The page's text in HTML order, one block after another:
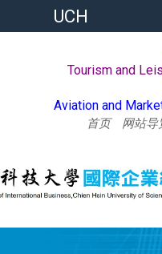
UCH
Tourism and
Aviation and
首页 网站导